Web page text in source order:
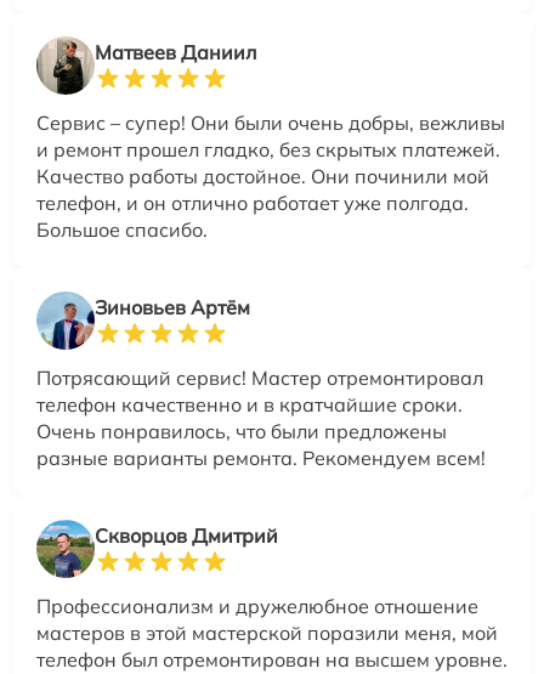
Матвеев Даниил
Сервис – супер! Они были очень добры, вежливы
и ремонт прошел гладко, без скрытых платежей.
Качество работы достойное. Они починили мой
телефон, и он отлично работает уже полгода.
Большое спасибо.
Зиновьев Артём
Потрясающий сервис! Мастер отремонтировал
телефон качественно и в кратчайшие сроки.
Очень понравилось, что были предложены
разные варианты ремонта. Рекомендуем всем!
Скворцов Дмитрий
Профессионализм и дружелюбное отношение
мастеров в этой мастерской поразили меня, мой
телефон был отремонтирован на высшем уровне.